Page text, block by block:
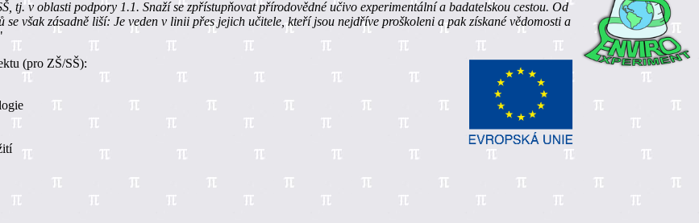
tj. v oblasti podpory 1.1. Snaží se zpřístupňovat přírodovědné učivo experimentální a badatelskou cestou. Od
se však zásadně liší: Je veden v linii přes jejich učitele, kteří jsou nejdříve proškoleni a pak získané vědomosti a
(pro ZŠ/SŠ):